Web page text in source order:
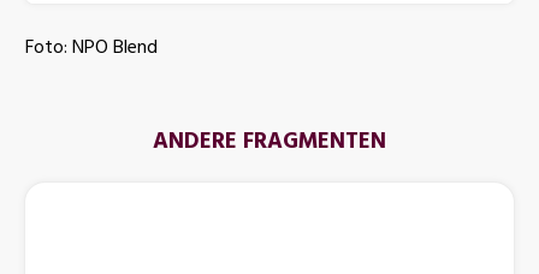
Foto: NPO Blend
ANDERE FRAGMENTEN